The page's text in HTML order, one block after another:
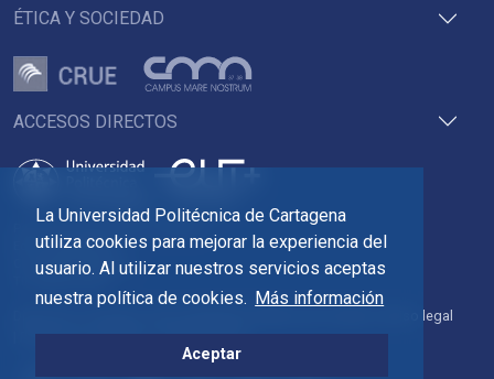
La Universidad Politécnica de Cartagena
utiliza cookies para mejorar la experiencia del
usuario. Al utilizar nuestros servicios aceptas
nuestra política de cookies. Más información
Aceptar
ACCESOS DIRECTOS
Edif. La Milagrosa
C.P. 30202 Cartagena
Aviso legal
Protección de datos Transparencia
ÉTICA Y SOCIEDAD